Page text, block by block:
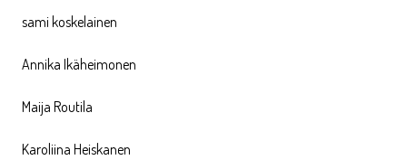
sami koskelainen
Annika Ikäheimonen
Maija Routila
Karoliina Heiskanen